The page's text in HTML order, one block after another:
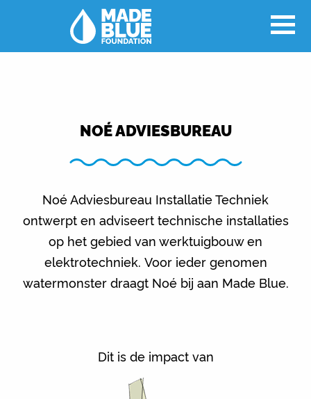
NOÉ ADVIESBUREAU
Noé Adviesbureau Installatie Techniek
ontwerpt en adviseert technische installaties
op het gebied van werktuigbouw en
elektrotechniek. Voor ieder genomen
watermonster draagt Noé bij aan Made Blue.
Dit is de impact van